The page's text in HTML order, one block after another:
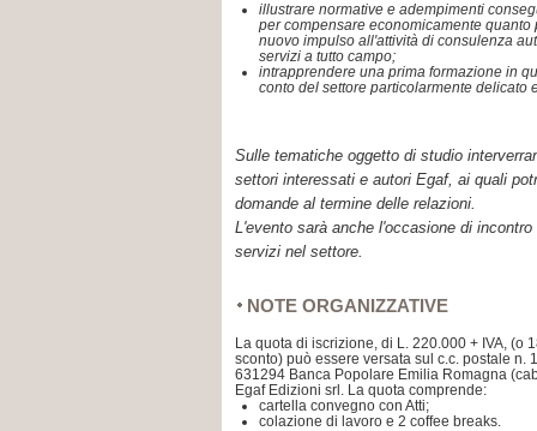
illustrare normative e adempimenti
per compensare economicamente quanto
nuovo impulso all'attività di consulenza
servizi a tutto campo;
intrapprendere una prima formazione in
conto del settore particolarmente delicato
Sulle tematiche oggetto di studio
settori interessati e autori Egaf, ai quali
domande al termine delle relazioni.
L'evento sarà anche l'occasione di
servizi nel settore.
NOTE ORGANIZZATIVE
La quota di iscrizione, di L. 220.000 + IVA, (o
sconto) può essere versata sul c.c. postale n.
631294 Banca Popolare Emilia Romagna
Egaf Edizioni srl. La quota comprende:
cartella convegno con Atti;
colazione di lavoro e 2 coffee breaks.